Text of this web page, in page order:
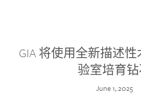
GIA 将使用全新描述
验室培育
June 1, 2025